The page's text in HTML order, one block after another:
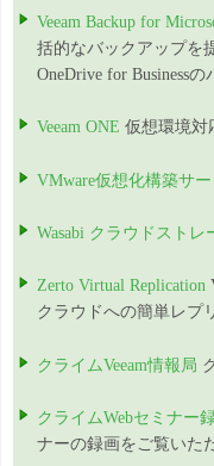
Veeam Backup for
括的なバックアップを
OneDrive for Business
Veeam ONE 仮想環境対
VMware仮想化構築サー
Wasabi クラウドストレ
Zerto Virtual Replication
クラウドへの簡単レプ
クライムVeeam情報局
クライムWebセミナー
ナーの録画をご覧いた